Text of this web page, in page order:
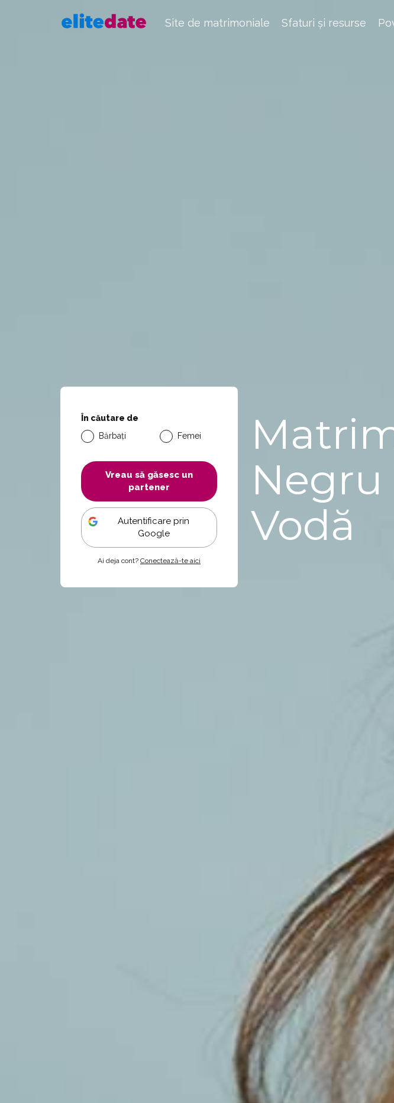
Site de matrimoniale Sfaturi și resurse
În căutare de
Bărbați
Femei
Vreau să găsesc un
partener
Autentificare prin
Google
Ai deja cont? Conectează-te aici
Negru
Vodă